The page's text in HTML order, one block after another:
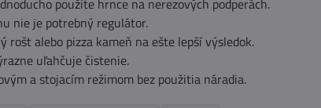
použite hrnce na nerezových podperách.
nie je potrebný regulátor.
rošt alebo pizza kameň na ešte lepší výsledok.
uľahčuje čistenie.
a stojacím režimom bez použitia náradia.